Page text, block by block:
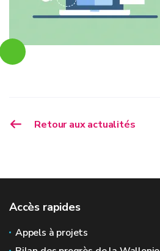
Retour aux actualités
Accès rapides
Appels à projets